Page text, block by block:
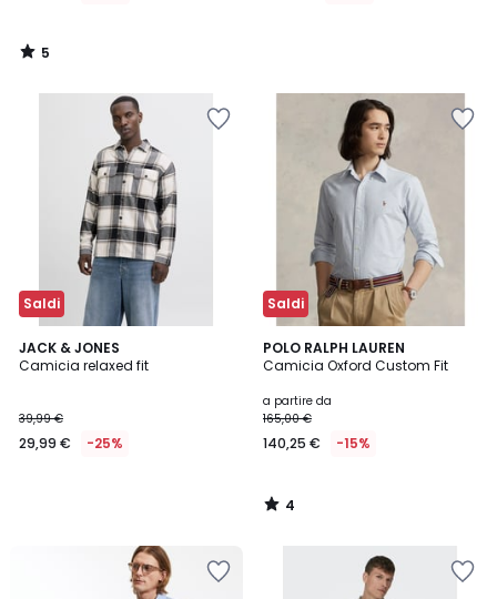
5
/
Saldi
JACK & JONES
Camicia relaxed fit
39,99 €
29,99 € -25%
Saldi
POLO RALPH LAUREN
Camicia Oxford Custom Fit
a partire da
165,00 €
140,25 € -15%
4
/
4
/